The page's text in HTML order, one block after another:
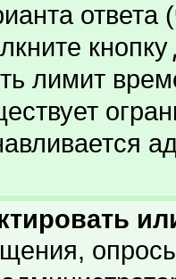
ответа
кнопку
лимит